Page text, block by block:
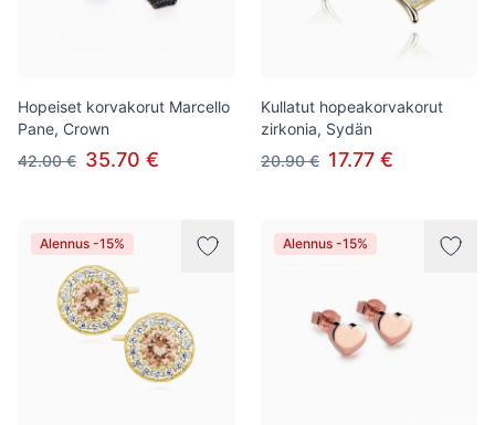
Hopeiset korvakorut Marcello
Pane, Crown
42.00 € 35.70 €
Kullatut hopeakorvakorut
zirkonia, Sydän
20.90 € 17.77 €
Alennus -15% Alennus -15%